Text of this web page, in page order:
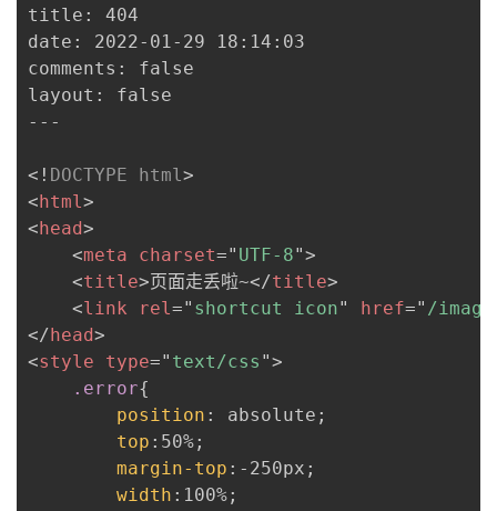
title: 404
date: 2022-01-29 18:14:03
comments: false
layout: false
---
<! DOCTYPE html>
< html>
< head>
<meta charset=" UTF-8">
<title>页面走丢啦~</title>
<link rel=" shortcut icon" href=" /
</ head>
<style type=" text/css ">
.error{
position : absolute ;
top : 50%;
margin-top : -250px ;
width : 100%;